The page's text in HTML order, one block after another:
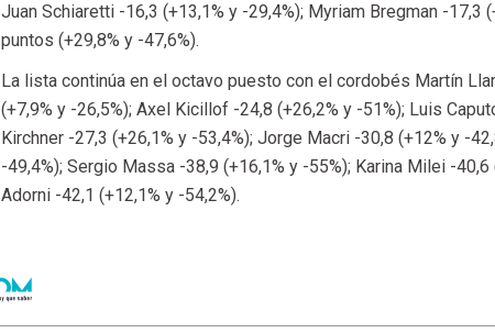
Juan Schiaretti -16,3 (+13,1% y -29,4%); Myriam Bregman -17,3
puntos (+29,8% y -47,6%).
La lista continúa en el octavo puesto con el cordobés Martín
(+7,9% y -26,5%); Axel Kicillof -24,8 (+26,2% y -51%); Luis
Kirchner -27,3 (+26,1% y -53,4%); Jorge Macri -30,8 (+12% y -
-49,4%); Sergio Massa -38,9 (+16,1% y -55%); Karina Milei -
Adorni -42,1 (+12,1% y -54,2%).